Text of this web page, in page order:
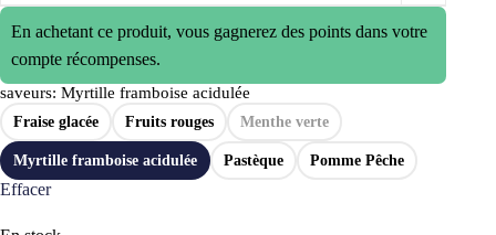
En achetant ce produit, vous gagnerez des points dans votre
compte récompenses.
saveurs: Myrtille framboise acidulée
Fraise glacée Fruits rouges Menthe verte
Myrtille framboise acidulée Pastèque Pomme Pêche
Effacer